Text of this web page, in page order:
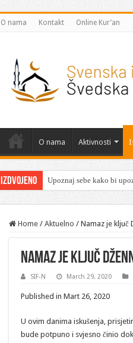
O nama Kontakt Online Kur’an
O nama Aktivnosti
Izdvojeno Nova hidžretska 1448.
Home / Aktuelno / Namaz je ključ
Namaz je ključ
SIF-N March 29, 2020
Published in Mart 26, 2020
U ovim danima iskušenja,
bude potpuno i svjesno činio